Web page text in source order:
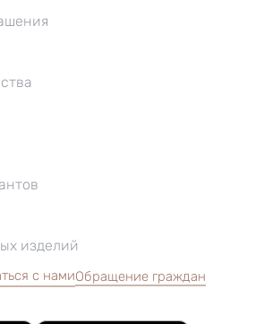
изделий
с намиОбращение граждан